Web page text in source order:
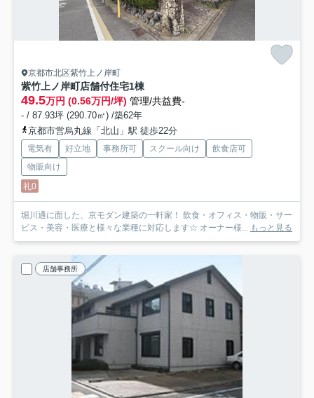
京都市北区紫竹上ノ岸町
紫竹上ノ岸町店舗付住宅1棟
49.5万円 (0.56万円/坪) 管理/共益費-
- / 87.93坪 (290.70㎡) /築62年
京都市営烏丸線「北山」駅 徒歩22分
電気有 好立地 事務所可 スクール向け
飲食店可
物販向け
礼0
堀川通に面した、京モダン建築の一軒家！ 飲食・オフィス・物販・サー
ビス・美容・医療と様々な業種に対応します☆ オーナー様... もっと見る
店舗事務所